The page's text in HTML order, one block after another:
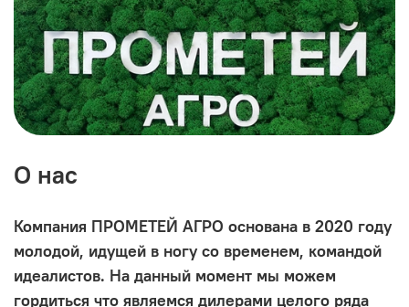
О нас
Компания ПРОМЕТЕЙ АГРО основана в 2020 году
молодой, идущей в ногу со временем, командой
идеалистов. На данный момент мы можем
гордиться что являемся дилерами целого ряда